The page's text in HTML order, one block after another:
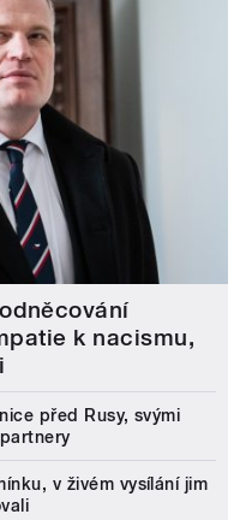
k nacismu,
před Rusy, svými
v živém vysílání jim